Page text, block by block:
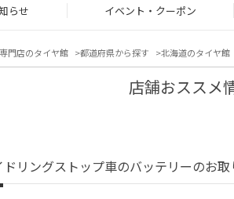
らせ イベント・クーポン
門店のタイヤ館 都道府県から探す 北海道のタイヤ館
店舗おススメ
ドリングストップ車のバッテリーのお取